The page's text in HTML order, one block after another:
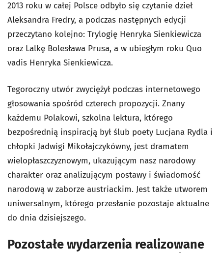
2013 roku w całej Polsce odbyło się czytanie dzieł
Aleksandra Fredry, a podczas następnych edycji
przeczytano kolejno: Trylogię Henryka Sienkiewicza
oraz Lalkę Bolesława Prusa, a w ubiegłym roku Quo
vadis Henryka Sienkiewicza.
Tegoroczny utwór zwyciężył podczas internetowego
głosowania spośród czterech propozycji. Znany
każdemu Polakowi, szkolna lektura, którego
bezpośrednią inspiracją był ślub poety Lucjana Rydla i
chłopki Jadwigi Mikołajczykówny, jest dramatem
wielopłaszczyznowym, ukazującym nasz narodowy
charakter oraz analizującym postawy i świadomość
narodową w zaborze austriackim. Jest także utworem
uniwersalnym, którego przesłanie pozostaje aktualne
do dnia dzisiejszego.
Pozostałe wydarzenia realizowane